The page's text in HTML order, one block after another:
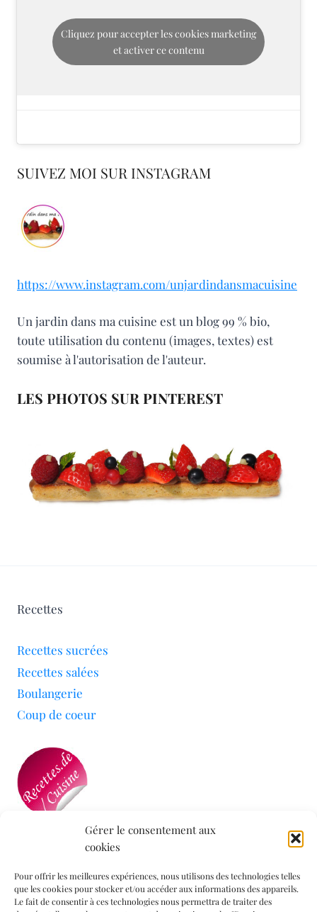
Gérer le consentement aux
cookies
Pour offrir les meilleures expériences, nous utilisons des technologies telles
que les cookies pour stocker et/ou accéder aux informations des appareils.
Le fait de consentir à ces technologies nous permettra de traiter des
Cliquez pour accepter les cookies marketing
et activer ce contenu
SUIVEZ MOI SUR INSTAGRAM
https://www.instagram.com/unjardindansmacuisine
Un jardin dans ma cuisine est un blog 99 % bio,
toute utilisation du contenu (images, textes) est
soumise à l'autorisation de l'auteur.
LES PHOTOS SUR PINTEREST
Recettes
Recettes sucrées
Recettes salées
Boulangerie
Coup de coeur
Mon blog a été sélectionné par le site